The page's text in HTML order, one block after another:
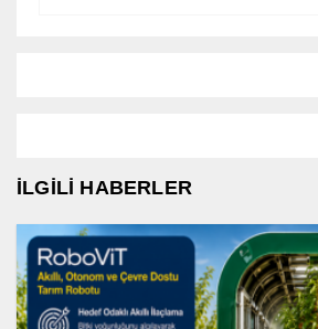
İLGİLİ HABERLER